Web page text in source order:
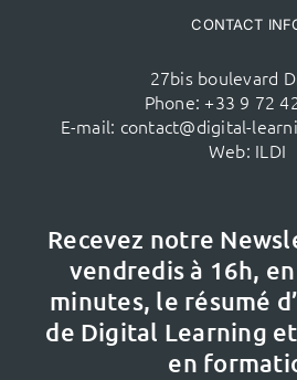
CONTACT
27bis boulevard
Phone: +33 9 72
E-mail: contact@digital-
Web: ILDI
Recevez notre
vendredis à 16h,
minutes, le résumé
de Digital Learning
en